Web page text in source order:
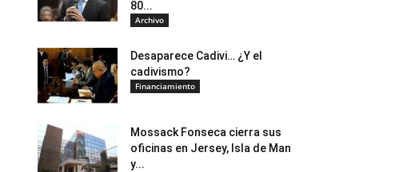
80...
Archivo
Desaparece Cadivi… ¿Y el
cadivismo?
Financiamiento
Mossack Fonseca cierra sus
oficinas en Jersey, Isla de Man
y...